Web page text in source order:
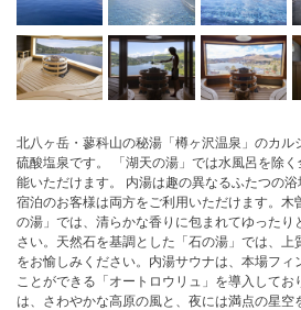
北八ヶ岳・蓼科山の秘湯「樽ヶ沢温泉」のカル
硫酸塩泉です。 「湖天の湯」では水風呂を除
能いただけます。 内湯は趣の異なるふたつの
宿泊のお客様は両方をご利用いただけます。木
の湯」では、清らかな香りに包まれてゆったり
さい。天然石を基調とした「石の湯」では、
をお愉しみください。内湯サウナは、本場フィ
ことができる「オートロウリュ」を導入して
は、さわやかな高原の風と、夜には満点の星空